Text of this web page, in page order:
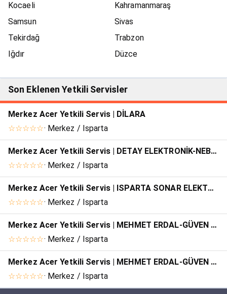
Kocaeli
Kahramanmaraş
Samsun
Sivas
Tekirdağ
Trabzon
Iğdır
Düzce
Son Eklenen Yetkili Servisler
Merkez Acer Yetkili Servis | DİLARA
☆☆☆☆☆· Merkez / Isparta
Merkez Acer Yetkili Servis | DETAY ELEKTRONİK-NEBİ GÖÇER
☆☆☆☆☆· Merkez / Isparta
Merkez Acer Yetkili Servis | ISPARTA SONAR ELEKTRONİK
☆☆☆☆☆· Merkez / Isparta
Merkez Acer Yetkili Servis | MEHMET ERDAL-GÜVEN BİLGİSAYAR
☆☆☆☆☆· Merkez / Isparta
Merkez Acer Yetkili Servis | MEHMET ERDAL-GÜVEN BİLGİSAYAR
☆☆☆☆☆· Merkez / Isparta